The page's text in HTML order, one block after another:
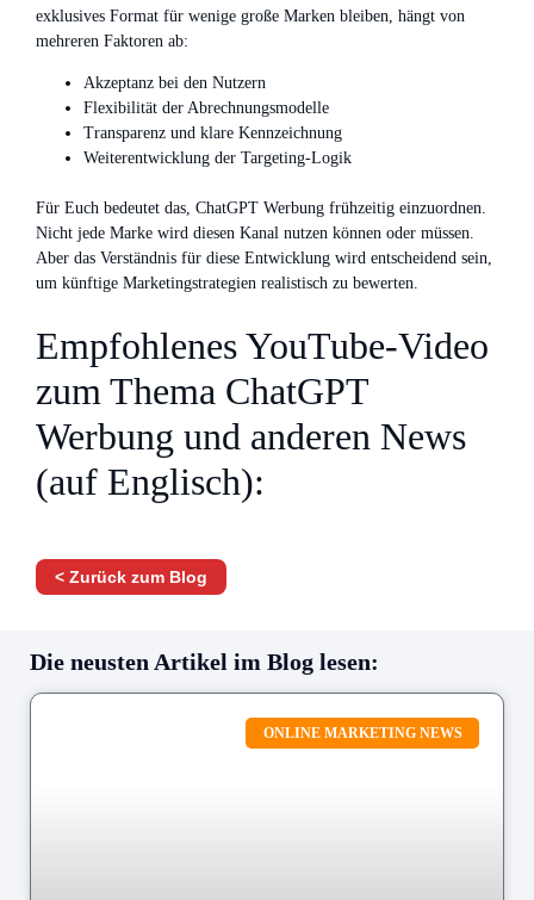
exklusives Format für wenige große Marken bleiben, hängt von
mehreren Faktoren ab:
Akzeptanz bei den Nutzern
Flexibilität der Abrechnungsmodelle
Transparenz und klare Kennzeichnung
Weiterentwicklung der Targeting-Logik
Für Euch bedeutet das, ChatGPT Werbung frühzeitig einzuordnen.
Nicht jede Marke wird diesen Kanal nutzen können oder müssen.
Aber das Verständnis für diese Entwicklung wird entscheidend sein,
um künftige Marketingstrategien realistisch zu bewerten.
Empfohlenes YouTube-Video
zum Thema ChatGPT
Werbung und anderen News
(auf Englisch):
< Zurück zum Blog
Die neusten Artikel im Blog lesen:
ONLINE MARKETING NEWS